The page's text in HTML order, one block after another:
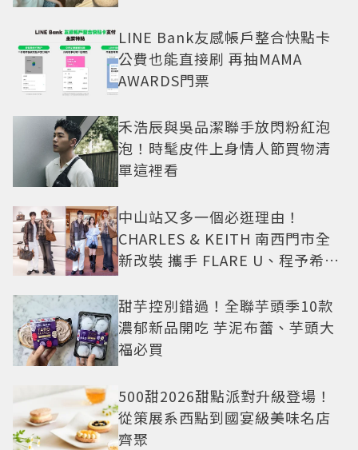
LINE Bank友感帳戶整合快點卡
公費也能直接刷 再抽MAMA
AWARDS門票
禾浩辰與吳品潔聯手放閃粉紅泡
泡！時髦皮件上身情人節買物清
單這裡看
中山站又多一個必逛理由！
CHARLES & KEITH 南西門市全
新改裝 攜手 FLARE U、程予希演
甜芋控別錯過！全聯芋頭季10款
濃郁新品開吃 芋泥布蕾、芋頭大
福必買
500甜2026甜點派對升級登場！
從策展系西點到國宴級美味名店
齊聚